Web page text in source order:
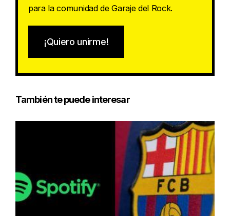
para la comunidad de Garaje del Rock.
¡Quiero unirme!
También te puede interesar